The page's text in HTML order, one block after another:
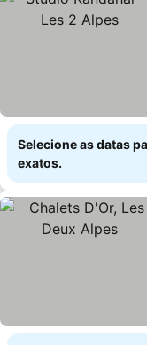
Selecione as datas
exatos.